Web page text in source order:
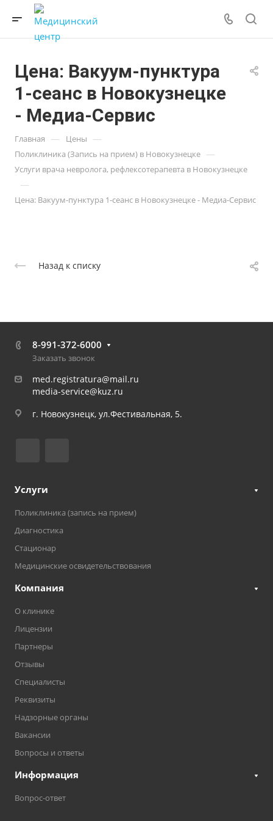
Цена: Вакуум-пунктура
1-сеанс в Новокузнецке
- Медиа-Сервис
Главная — Цены —
Поликлиника (Запись на прием) в Новокузнецке —
Услуги врача невролога, рефлексотерапевта в Новокузнецке
—
Цена: Вакуум-пунктура 1-сеанс в Новокузнецке - Медиа-Сервис
Назад к списку
8-991-372-6000
Заказать звонок
med.registratura@mail.ru
media-service@kuz.ru
г. Новокузнецк, ул.Фестивальная, 5.
Услуги
Поликлиника (запись на прием)
Диагностика
Стационар
Медицинские освидетельствования
Компания
О клинике
Лицензии
Партнеры
Отзывы
Специалисты
Реквизиты
Надзорные органы
Вакансии
Вопросы и ответы
Информация
Вопрос-ответ